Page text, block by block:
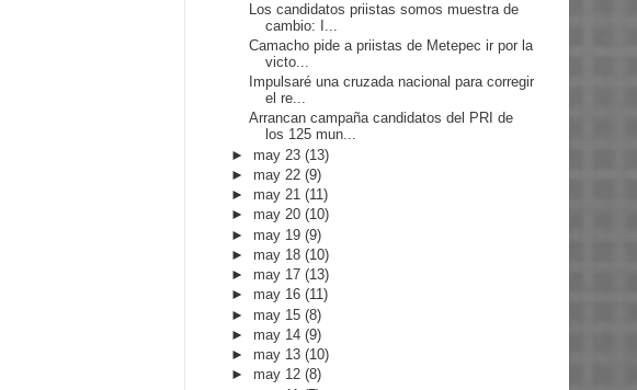
Los candidatos priistas somos muestra de
cambio: I...
Camacho pide a priistas de Metepec ir por la
victo...
Impulsaré una cruzada nacional para corregir
el re...
Arrancan campaña candidatos del PRI de
los 125 mun...
► may 23(13)
► may 22(9)
► may 21(11)
► may 20(10)
► may 19(9)
► may 18(10)
► may 17(13)
► may 16(11)
► may 15(8)
► may 14(9)
► may 13(10)
► may 12(8)